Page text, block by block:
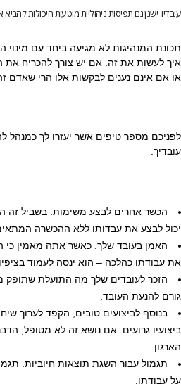
עובדיו. ישנן גם תפיסות ניהוליות מוטעות היכולות
תכונת המנהיגות לא מגיעה ביחד עם
איך לעשות את זה. אם יש צורך להכריח את
או אם אינם נענים לבקשות אלו הרי שאדם
לפניכם מספר טיפים אשר יעזרו לך כמנהל
עובדיך:
הכשר אחרים לבצע משימות. בשביל זה
יכול לבצע את עבדותו ללא ההכשרה
האמן בעובד שלך. כאשר אתה מאמין כי
את עבודתו כהלכה – הוא ינסה לעמוד
הזכר לעובדים שלך מה התועלת שתופק
גורם להנעת העובד.
בנוסף לביצועים טובים, הקפד לערוך
ביצועיו גרועים. אם נושא זה לא מטופל,
הארגון.
תגמול עבור השגת תוצאות חיוביות.
על עבודתו.